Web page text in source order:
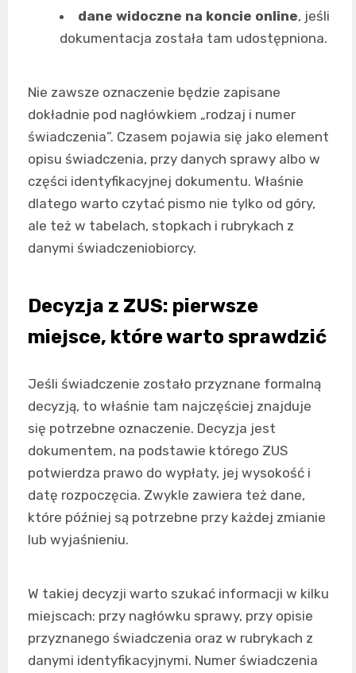
dane widoczne na koncie online, jeśli
dokumentacja została tam udostępniona.
Nie zawsze oznaczenie będzie zapisane
dokładnie pod nagłówkiem „rodzaj i numer
świadczenia”. Czasem pojawia się jako element
opisu świadczenia, przy danych sprawy albo w
części identyfikacyjnej dokumentu. Właśnie
dlatego warto czytać pismo nie tylko od góry,
ale też w tabelach, stopkach i rubrykach z
danymi świadczeniobiorcy.
Decyzja z ZUS: pierwsze
miejsce, które warto sprawdzić
Jeśli świadczenie zostało przyznane formalną
decyzją, to właśnie tam najczęściej znajduje
się potrzebne oznaczenie. Decyzja jest
dokumentem, na podstawie którego ZUS
potwierdza prawo do wypłaty, jej wysokość i
datę rozpoczęcia. Zwykle zawiera też dane,
które później są potrzebne przy każdej zmianie
lub wyjaśnieniu.
W takiej decyzji warto szukać informacji w kilku
miejscach: przy nagłówku sprawy, przy opisie
przyznanego świadczenia oraz w rubrykach z
danymi identyfikacyjnymi. Numer świadczenia